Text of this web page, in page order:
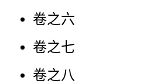
卷之六
卷之七
卷之八